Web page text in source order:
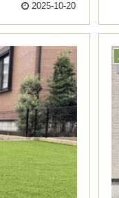
2025-10-20